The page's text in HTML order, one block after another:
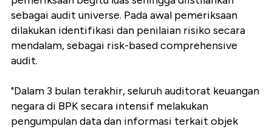
sebagai audit universe. Pada awal pemeriksaan
dilakukan identifikasi dan penilaian risiko secara
mendalam, sebagai risk-based comprehensive
audit.
"Dalam 3 bulan terakhir, seluruh auditorat keuangan
negara di BPK secara intensif melakukan
pengumpulan data dan informasi terkait objek